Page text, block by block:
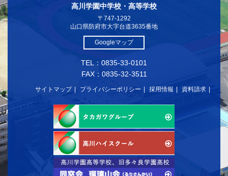
高川学園中学校・高等学校
〒747-1292
山口県防府市大字台道3635番地
Googleマップ
TEL：0835-33-0101
FAX：0835-32-3511
サイトマップ プライバシーポリシー 採用情報 資料請求